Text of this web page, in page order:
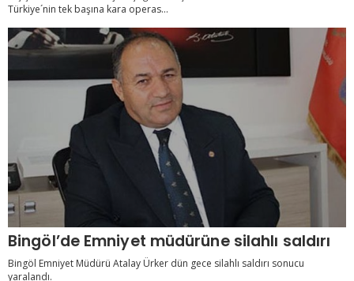
Türkiye´nin tek başına kara operas...
Bingöl’de Emniyet müdürüne silahlı saldırı
Bingöl Emniyet Müdürü Atalay Ürker dün gece silahlı saldırı sonucu
yaralandı.